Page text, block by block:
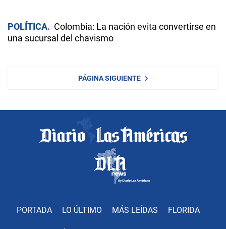
POLÍTICA
Colombia: La nación evita convertirse en
una sucursal del chavismo
PÁGINA SIGUIENTE
PORTADA LO ÚLTIMO MÁS LEÍDAS FLORIDA